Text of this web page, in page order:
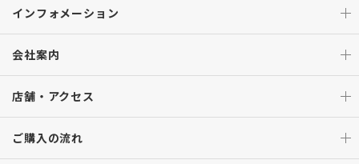
インフォメーション
会社案内
店舗・アクセス
ご購入の流れ